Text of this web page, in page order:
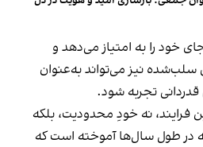
خود را به امتیاز می‌دهد و
نیز می‌تواند به‌عنوان
تجربه شود.
نه خودِ محدودیت، بلکه
در طول سال‌ها آموخته است که